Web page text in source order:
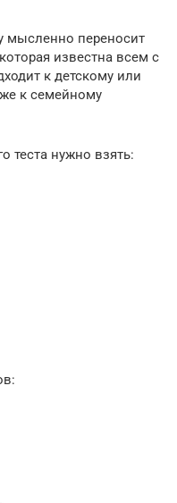
мысленно переносит
известна всем с
к детскому или
к семейному
теста нужно взять: